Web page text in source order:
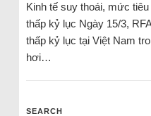
Kinh tế suy thoái, mức
thấp kỷ lục Ngày 15/3,
thấp kỷ lục tại Việt Nam
hơi…
SEARCH